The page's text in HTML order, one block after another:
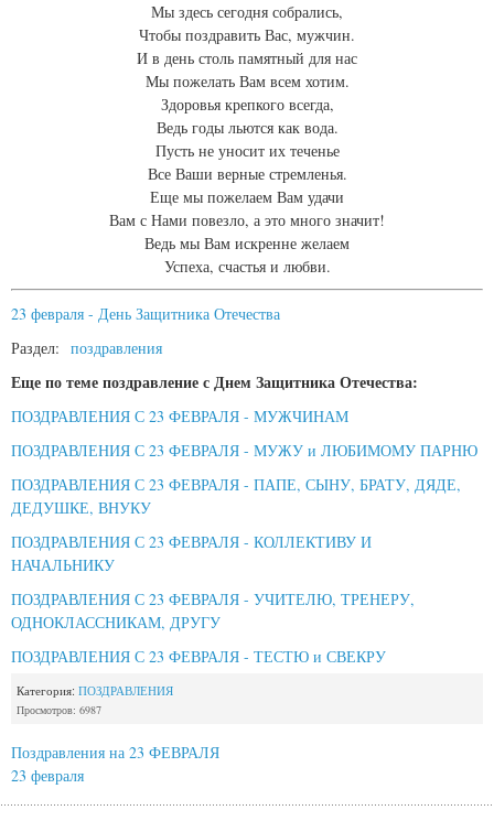
Мы здесь сегодня собрались,
Чтобы поздравить Вас, мужчин.
И в день столь памятный для нас
Мы пожелать Вам всем хотим.
Здоровья крепкого всегда,
Ведь годы льются как вода.
Пусть не уносит их теченье
Все Ваши верные стремленья.
Еще мы пожелаем Вам удачи
Вам с Нами повезло, а это много значит!
Ведь мы Вам искренне желаем
Успеха, счастья и любви.
23 февраля - День Защитника Отечества
Раздел: поздравления
Еще по теме поздравление с Днем Защитника Отечества:
ПОЗДРАВЛЕНИЯ С 23 ФЕВРАЛЯ - МУЖЧИНАМ
ПОЗДРАВЛЕНИЯ С 23 ФЕВРАЛЯ - МУЖУ и ЛЮБИМОМУ ПАРНЮ
ПОЗДРАВЛЕНИЯ С 23 ФЕВРАЛЯ - ПАПЕ, СЫНУ, БРАТУ, ДЯДЕ,
ДЕДУШКЕ, ВНУКУ
ПОЗДРАВЛЕНИЯ С 23 ФЕВРАЛЯ - КОЛЛЕКТИВУ И
НАЧАЛЬНИКУ
ПОЗДРАВЛЕНИЯ С 23 ФЕВРАЛЯ - УЧИТЕЛЮ, ТРЕНЕРУ,
ОДНОКЛАССНИКАМ, ДРУГУ
ПОЗДРАВЛЕНИЯ С 23 ФЕВРАЛЯ - ТЕСТЮ и СВЕКРУ
Категория: ПОЗДРАВЛЕНИЯ
Просмотров: 6987
Поздравления на 23 ФЕВРАЛЯ
23 февраля